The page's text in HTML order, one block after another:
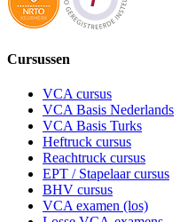
Cursussen
VCA cursus
VCA Basis Nederlands
VCA Basis Turks
Heftruck cursus
Reachtruck cursus
EPT / Stapelaar cursus
BHV cursus
VCA examen (los)